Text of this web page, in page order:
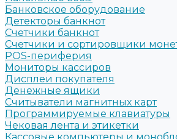
Банковское оборудование
Детекторы банкнот
Счетчики банкнот
Счетчики и сортировщики
POS-периферия
Мониторы кассиров
Дисплеи покупателя
Денежные ящики
Считыватели магнитных карт
Программируемые клавиатуры
Чековая лента и этикетки